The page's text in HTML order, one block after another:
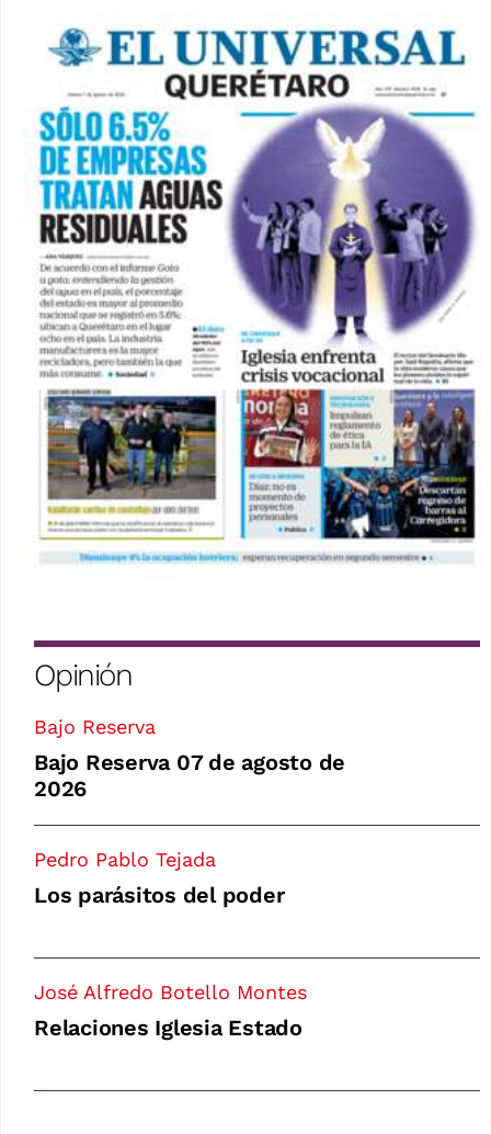
Opinión
Bajo Reserva
Bajo Reserva 07 de agosto de
2026
Pedro Pablo Tejada
Los parásitos del poder
José Alfredo Botello Montes
Relaciones Iglesia Estado